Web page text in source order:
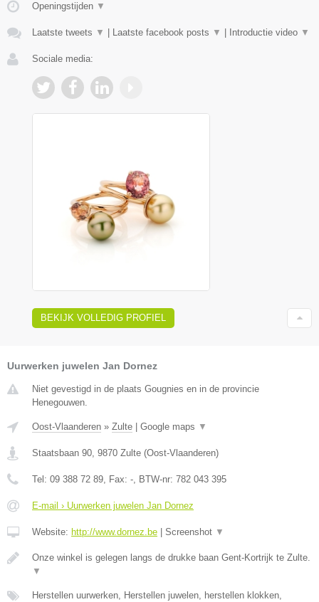
Openingstijden ▼
Laatste tweets ▼ Laatste facebook posts ▼ Introductie video ▼
Sociale media:
BEKIJK VOLLEDIG PROFIEL
Uurwerken juwelen Jan Dornez
Niet gevestigd in de plaats Gougnies en in de provincie
Henegouwen.
Oost-Vlaanderen » Zulte Google maps ▼
Staatsbaan 90, 9870 Zulte (Oost-Vlaanderen)
Tel: 09 388 72 89, Fax: -, BTW-nr: 782 043 395
E-mail › Uurwerken juwelen Jan Dornez
Website: http://www.dornez.be Screenshot ▼
Onze winkel is gelegen langs de drukke baan Gent-Kortrijk te Zulte.
▼
Herstellen uurwerken, Herstellen juwelen, herstellen klokken,